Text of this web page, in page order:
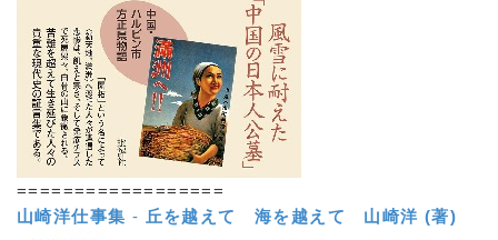
==================
山崎洋仕事集 - 丘を越えて 海を越えて 山崎洋 (著)